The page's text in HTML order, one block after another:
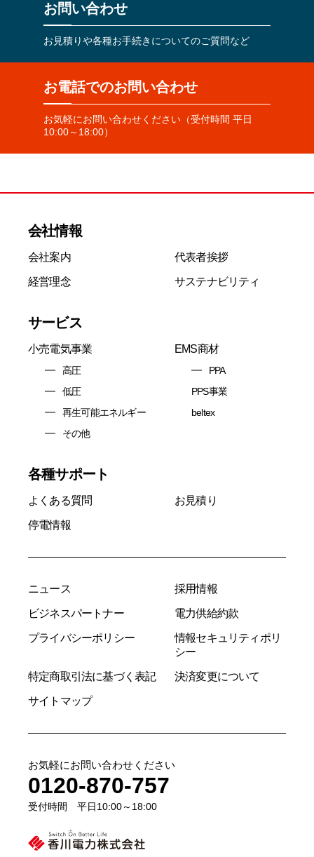
お問い合わせ
お見積りや各種お手続きについてのご質問など
お電話でのお問い合わせ
お気軽にお問い合わせください（受付時間 平日
10:00～18:00）
会社情報
会社案内 代表者挨拶
経営理念 サステナビリティ
サービス
小売電気事業
高圧
低圧
再生可能エネルギー
その他
EMS商材
PPA
PPS事業
beltex
各種サポート
よくある質問 お見積り
停電情報
ニュース 採用情報
ビジネスパートナー 電力供給約款
プライバシーポリシー
情報セキュリティポリ
シー
特定商取引法に基づく表記 決済変更について
サイトマップ
お気軽にお問い合わせください
0120-870-757
受付時間 平日10:00～18:00